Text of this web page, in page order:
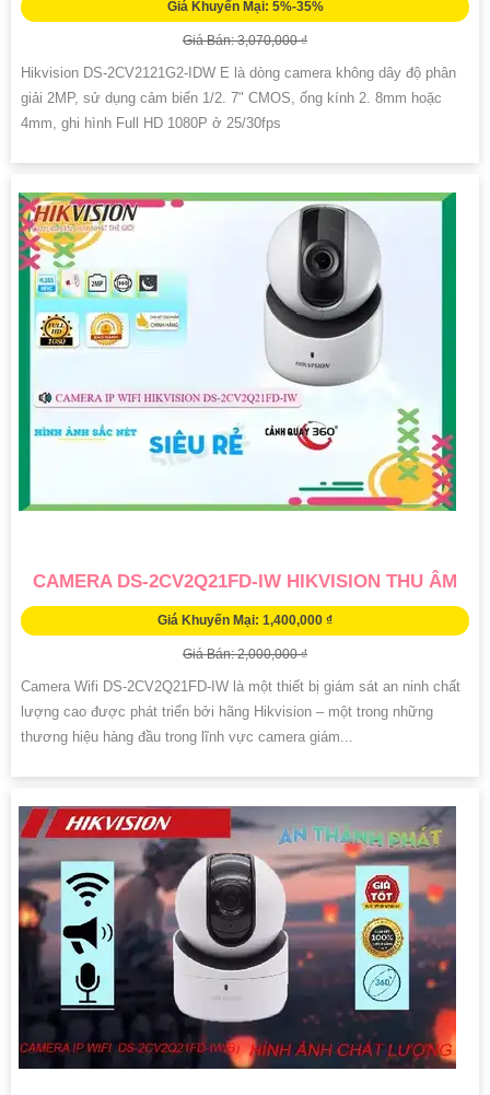
Giá Khuyến Mại: 5%-35%
Giá Bán: 3,070,000 ₫
Hikvision DS-2CV2121G2-IDW E là dòng camera không dây độ phân
giải 2MP, sử dụng cảm biến 1/2. 7" CMOS, ống kính 2. 8mm hoặc
4mm, ghi hình Full HD 1080P ở 25/30fps
CAMERA DS-2CV2Q21FD-IW HIKVISION THU ÂM
Giá Khuyến Mại: 1,400,000 ₫
Giá Bán: 2,000,000 ₫
Camera Wifi DS-2CV2Q21FD-IW là một thiết bị giám sát an ninh chất
lượng cao được phát triển bởi hãng Hikvision – một trong những
thương hiệu hàng đầu trong lĩnh vực camera giám...